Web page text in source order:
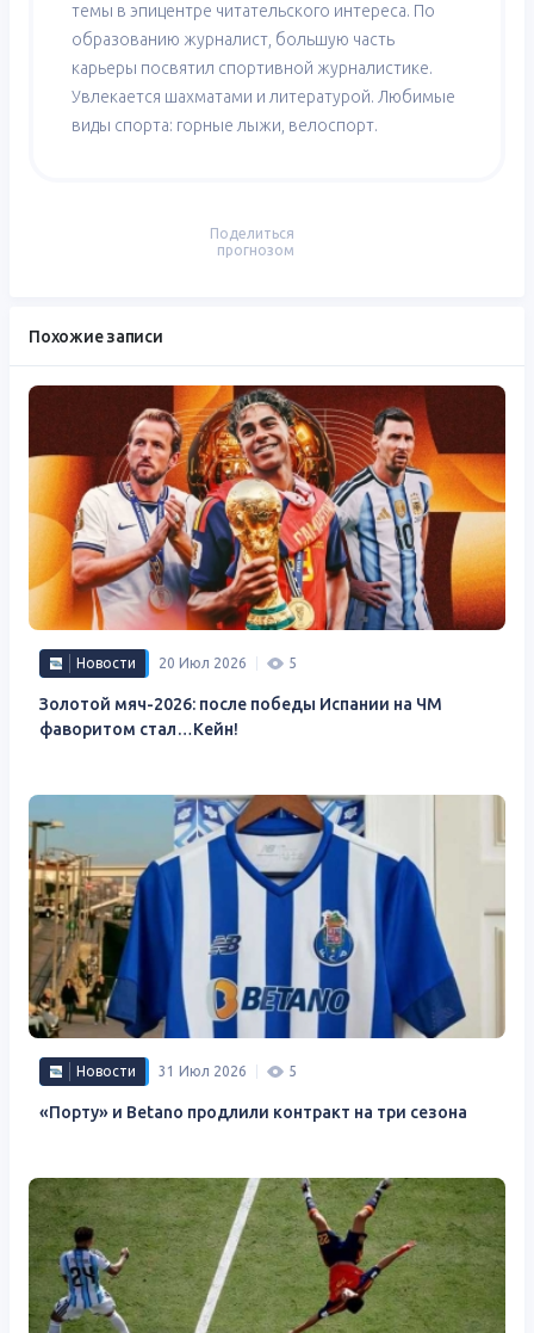
темы в эпицентре читательского интереса. По
образованию журналист, большую часть
карьеры посвятил спортивной журналистике.
Увлекается шахматами и литературой. Любимые
виды спорта: горные лыжи, велоспорт.
Поделиться
прогнозом
Похожие записи
Новости 20 Июл 2026 5
Золотой мяч-2026: после победы Испании на ЧМ
фаворитом стал…Кейн!
Новости 31 Июл 2026 5
«Порту» и Betano ​​продлили контракт на три сезона